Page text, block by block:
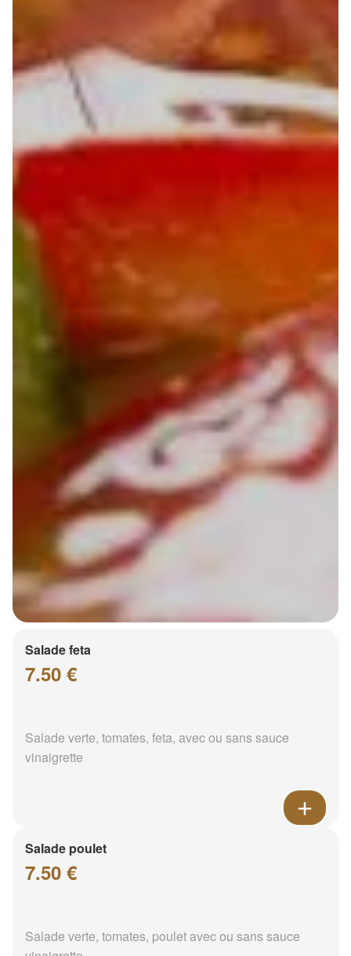
Salade feta
7.50 €
Salade verte, tomates, feta, avec ou sans sauce
vinaigrette
Salade poulet
7.50 €
Salade verte, tomates, poulet avec ou sans sauce